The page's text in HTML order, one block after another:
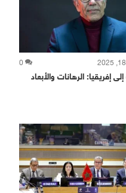
0
إفريقيا: الرهانات والأبعاد